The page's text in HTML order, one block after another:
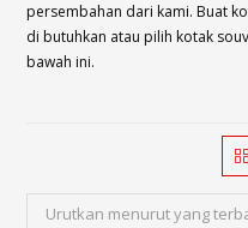
persembahan dari kami. Buat
di butuhkan atau pilih kotak
bawah ini.
Urutkan menurut yang